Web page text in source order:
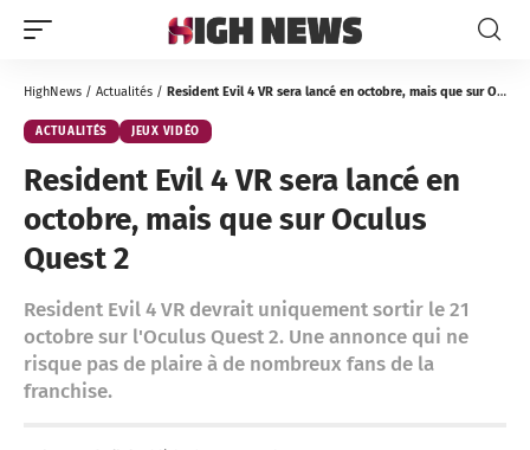
HighNews / Actualités / Resident Evil 4 VR sera lancé en octobre, mais que sur Oculus Quest 2
ACTUALITÉS JEUX VIDÉO
Resident Evil 4 VR sera lancé en
octobre, mais que sur Oculus
Quest 2
Resident Evil 4 VR devrait uniquement sortir le 21
octobre sur l'Oculus Quest 2. Une annonce qui ne
risque pas de plaire à de nombreux fans de la
franchise.